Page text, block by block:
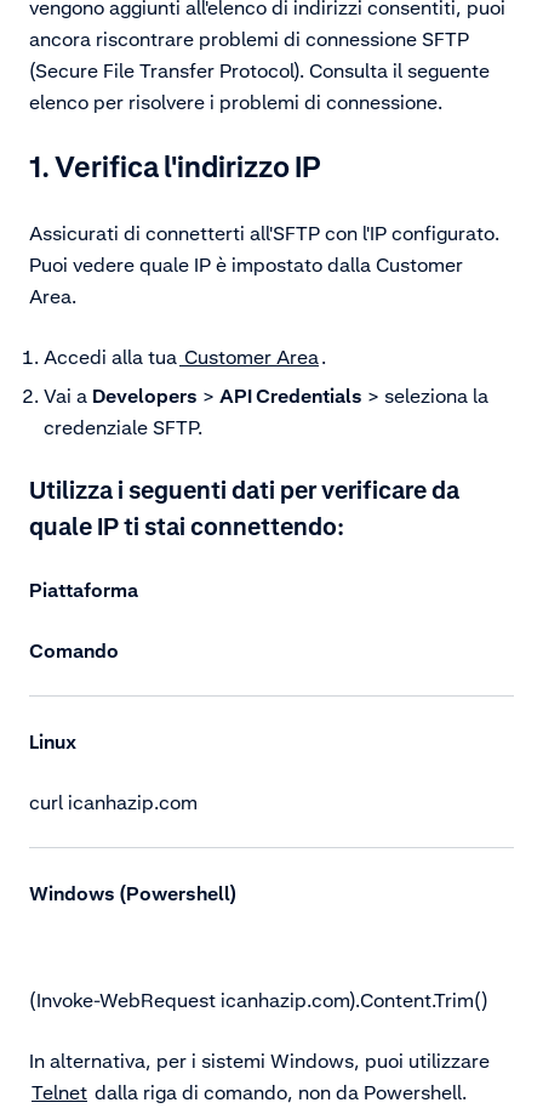
vengono aggiunti all'elenco di indirizzi consentiti, puoi
ancora riscontrare problemi di connessione SFTP
(Secure File Transfer Protocol). Consulta il seguente
elenco per risolvere i problemi di connessione.
1. Verifica l'indirizzo IP
Assicurati di connetterti all'SFTP con l'IP configurato.
Puoi vedere quale IP è impostato dalla Customer
Area.
Accedi alla tua Customer Area.
Vai a Developers > API Credentials > seleziona la
credenziale SFTP.
Utilizza i seguenti dati per verificare da
quale IP ti stai connettendo:
Piattaforma
Comando
Linux
curl icanhazip.com
Windows (Powershell)
(Invoke-WebRequest icanhazip.com).Content.Trim()
In alternativa, per i sistemi Windows, puoi utilizzare
Telnet dalla riga di comando, non da Powershell.